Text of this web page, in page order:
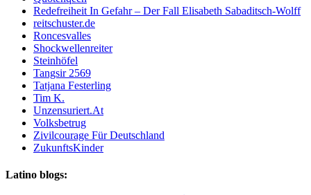
Redefreiheit In Gefahr – Der Fall Elisabeth Sabaditsch-Wolff
reitschuster.de
Roncesvalles
Shockwellenreiter
Steinhöfel
Tangsir 2569
Tatjana Festerling
Tim K.
Unzensuriert.At
Volksbetrug
Zivilcourage Für Deutschland
ZukunftsKinder
Latino blogs: